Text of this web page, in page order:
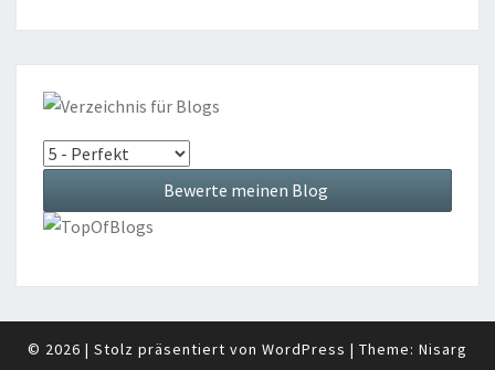
© 2026 | Stolz präsentiert von WordPress | Theme: Nisarg